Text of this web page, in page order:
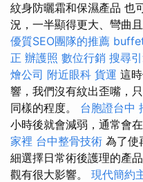
紋身防曬霜和保濕產品 也
況，一半顯得更大、彎曲
優質SEO團隊的推薦
正 辦護照 數位行銷 搜尋
燴公司 附近眼科 貨運 這
響，我們沒有紋出歪嘴，
同樣的程度。 台胞證台中
小時後就會減弱，通常會
家裡 台中整骨技術 為了使
細選擇日常術後護理的產
觀有很大影響。 現代簡約